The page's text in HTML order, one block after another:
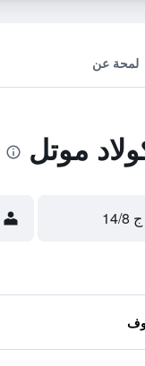
لمحة عن
موتل
ج 14/8